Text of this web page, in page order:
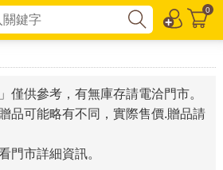
0
僅供參考，有無庫存請電洽門市。
品可能略有不同，實際售價.贈品請
門市詳細資訊。